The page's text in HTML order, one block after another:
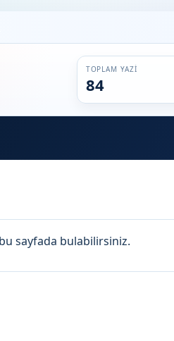
TOPLAM YAZI
84
sayfada bulabilirsiniz.